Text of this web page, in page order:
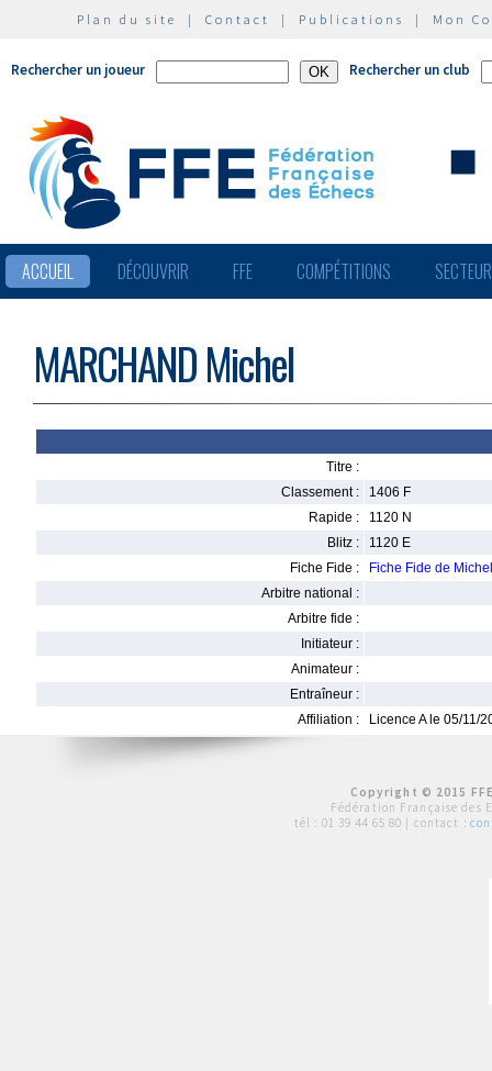
Plan du site | Contact | Publications | Mon
Rechercher un joueur Rechercher un club
ACCUEIL DÉCOUVRIR FFE COMPÉTITIONS
MARCHAND Michel
Titre :
Classement :
1406 F
Rapide :
1120 N
Blitz :
1120 E
Fiche Fide :
Fiche Fide de
Arbitre national :
Arbitre fide :
Initiateur :
Animateur :
Entraîneur :
Affiliation :
Licence A le 05/11/
Copyright © 2015
Fédération Française des
tél : 01 39 44 65 80 | contact :